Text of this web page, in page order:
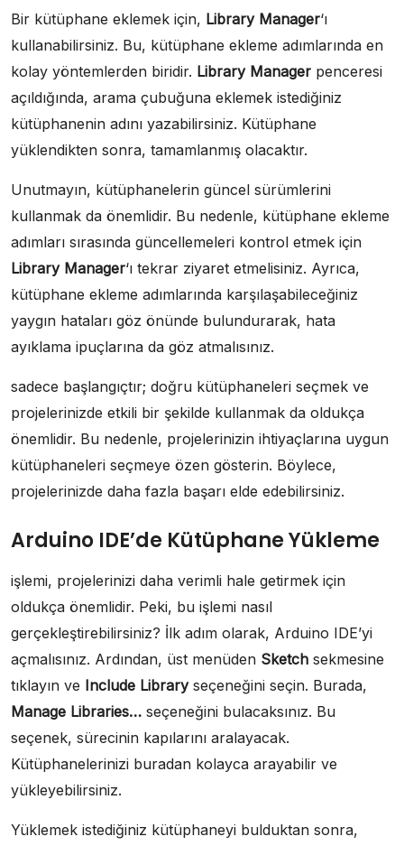
Bir kütüphane eklemek için, Library Manager‘ı
kullanabilirsiniz. Bu, kütüphane ekleme adımlarında en
kolay yöntemlerden biridir. Library Manager penceresi
açıldığında, arama çubuğuna eklemek istediğiniz
kütüphanenin adını yazabilirsiniz. Kütüphane
yüklendikten sonra, tamamlanmış olacaktır.
Unutmayın, kütüphanelerin güncel sürümlerini
kullanmak da önemlidir. Bu nedenle, kütüphane ekleme
adımları sırasında güncellemeleri kontrol etmek için
Library Manager‘ı tekrar ziyaret etmelisiniz. Ayrıca,
kütüphane ekleme adımlarında karşılaşabileceğiniz
yaygın hataları göz önünde bulundurarak, hata
ayıklama ipuçlarına da göz atmalısınız.
sadece başlangıçtır; doğru kütüphaneleri seçmek ve
projelerinizde etkili bir şekilde kullanmak da oldukça
önemlidir. Bu nedenle, projelerinizin ihtiyaçlarına uygun
kütüphaneleri seçmeye özen gösterin. Böylece,
projelerinizde daha fazla başarı elde edebilirsiniz.
Arduino IDE’de Kütüphane Yükleme
işlemi, projelerinizi daha verimli hale getirmek için
oldukça önemlidir. Peki, bu işlemi nasıl
gerçekleştirebilirsiniz? İlk adım olarak, Arduino IDE’yi
açmalısınız. Ardından, üst menüden Sketch sekmesine
tıklayın ve Include Libraryseçeneğini seçin. Burada,
Manage Libraries… seçeneğini bulacaksınız. Bu
seçenek, sürecinin kapılarını aralayacak.
Kütüphanelerinizi buradan kolayca arayabilir ve
yükleyebilirsiniz.
Yüklemek istediğiniz kütüphaneyi bulduktan sonra,